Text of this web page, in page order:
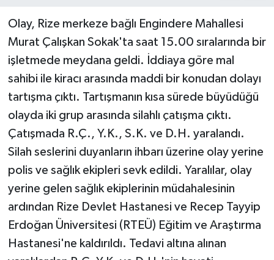
Olay, Rize merkeze bağlı Engindere Mahallesi
Murat Çalışkan Sokak'ta saat 15.00 sıralarında bir
işletmede meydana geldi. İddiaya göre mal
sahibi ile kiracı arasında maddi bir konudan dolayı
tartışma çıktı. Tartışmanın kısa sürede büyüdüğü
olayda iki grup arasında silahlı çatışma çıktı.
Çatışmada R.Ç., Y.K., S.K. ve D.H. yaralandı.
Silah seslerini duyanların ihbarı üzerine olay yerine
polis ve sağlık ekipleri sevk edildi. Yaralılar, olay
yerine gelen sağlık ekiplerinin müdahalesinin
ardından Rize Devlet Hastanesi ve Recep Tayyip
Erdoğan Üniversitesi (RTEÜ) Eğitim ve Araştırma
Hastanesi'ne kaldırıldı. Tedavi altına alınan